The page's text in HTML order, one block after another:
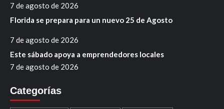
7 de agosto de 2026
Florida se prepara para un nuevo 25 de Agosto
7 de agosto de 2026
Este sábado apoya a emprendedores locales
7 de agosto de 2026
Categorías